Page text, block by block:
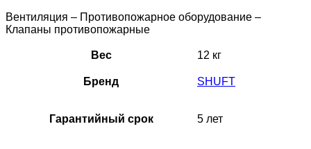
Вентиляция – Противопожарное оборудование –
Клапаны противопожарные
Вес 12 кг
Бренд SHUFT
Гарантийный срок 5 лет